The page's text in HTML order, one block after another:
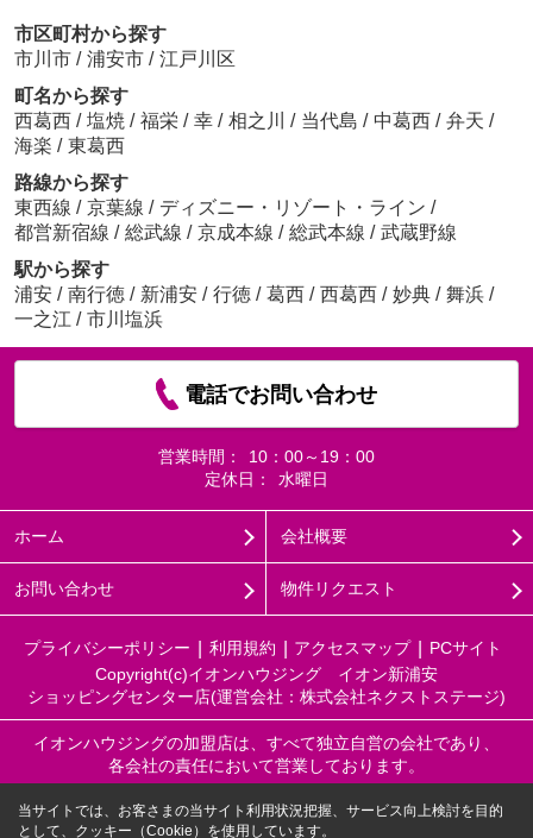
市区町村から探す
市川市 / 浦安市 / 江戸川区
町名から探す
西葛西 / 塩焼 / 福栄 / 幸 / 相之川 / 当代島 / 中葛西 / 弁天 /
海楽 / 東葛西
路線から探す
東西線 / 京葉線 / ディズニー・リゾート・ライン /
都営新宿線 / 総武線 / 京成本線 / 総武本線 / 武蔵野線
駅から探す
浦安 / 南行徳 / 新浦安 / 行徳 / 葛西 / 西葛西 / 妙典 / 舞浜 /
一之江 / 市川塩浜
電話でお問い合わせ
営業時間：
10：00～19：00
定休日：
水曜日
ホーム 会社概要
お問い合わせ 物件リクエスト
プライバシーポリシー 利用規約 アクセスマップ
PCサイト
Copyright(c)イオンハウジング イオン新浦安
ショッピングセンター店(運営会社：株式会社ネクストステージ)
イオンハウジングの加盟店は、すべて独立自営の会社であり、
各会社の責任において営業しております。
当サイトでは、お客さまの当サイト利用状況把握、サービス向上検討を目的
として、クッキー（Cookie）を使用しています。